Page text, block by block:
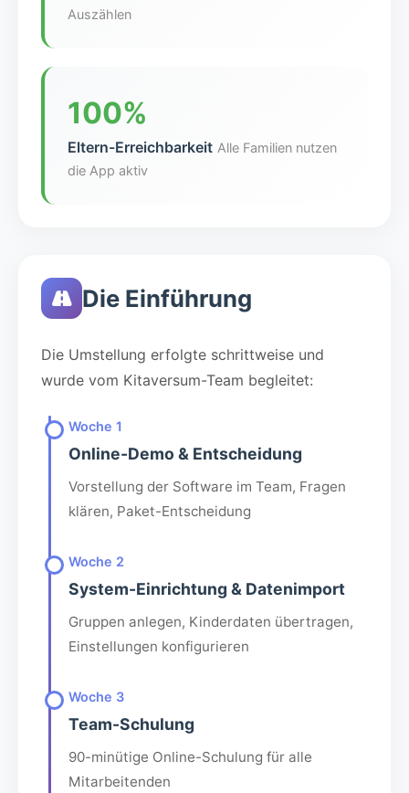
Auszählen
100%
Eltern-Erreichbarkeit Alle Familien nutzen
die App aktiv
Die Einführung
Die Umstellung erfolgte schrittweise und
wurde vom Kitaversum-Team begleitet:
Woche 1
Online-Demo & Entscheidung
Vorstellung der Software im Team, Fragen
klären, Paket-Entscheidung
Woche 2
System-Einrichtung & Datenimport
Gruppen anlegen, Kinderdaten übertragen,
Einstellungen konfigurieren
Woche 3
Team-Schulung
90-minütige Online-Schulung für alle
Mitarbeitenden